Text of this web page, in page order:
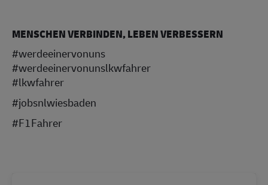
MENSCHEN VERBINDEN, LEBEN VERBESSERN
#werdeeinervonuns
#werdeeinervonunslkwfahrer
#lkwfahrer
#jobsnlwiesbaden
#F1Fahrer